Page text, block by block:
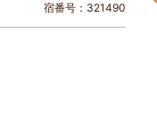
宿番号：321490